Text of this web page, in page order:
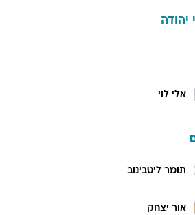
יהודה
אלי לוי
תומר ליטבינוב
אור יצחק